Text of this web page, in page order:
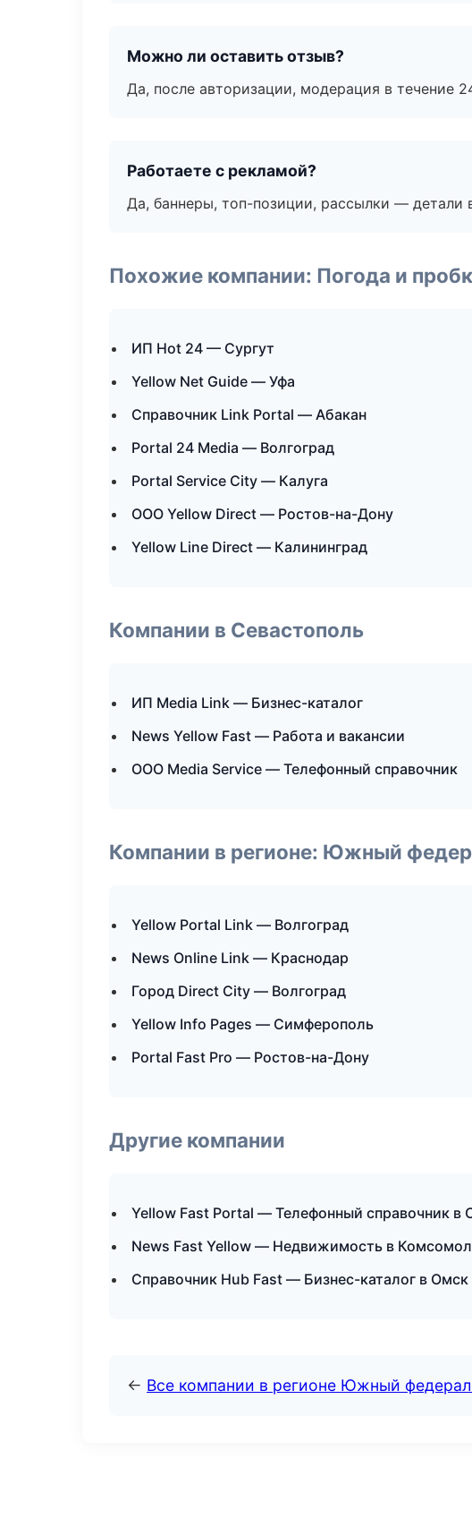
Можно ли оставить отзыв?
Да, после авторизации, модерация в течение
Работаете с рекламой?
Да, баннеры, топ-позиции, рассылки — детали
Похожие компании: Погода и
ИП Hot 24 — Сургут
Yellow Net Guide — Уфа
Справочник Link Portal — Абакан
Portal 24 Media — Волгоград
Portal Service City — Калуга
ООО Yellow Direct — Ростов-на-Дону
Yellow Line Direct — Калининград
Компании в Севастополь
ИП Media Link — Бизнес-каталог
News Yellow Fast — Работа и вакансии
ООО Media Service — Телефонный справочник
Компании в регионе: Южный
Yellow Portal Link — Волгоград
News Online Link — Краснодар
Город Direct City — Волгоград
Yellow Info Pages — Симферополь
Portal Fast Pro — Ростов-на-Дону
Другие компании
Yellow Fast Portal — Телефонный справочник в
News Fast Yellow — Недвижимость в
Справочник Hub Fast — Бизнес-каталог в Омск
← Все компании в регионе Южный